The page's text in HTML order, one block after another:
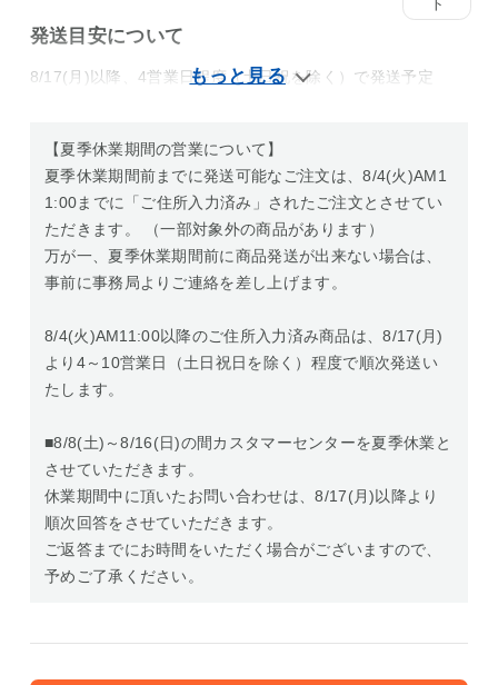
発送目安について
8/17(月)以降、4営業日程度（土日祝を除く）で発送予定
【夏季休業期間の営業について】
夏季休業期間前までに発送可能なご注文は、8/4(火)AM1
1:00までに「ご住所入力済み」されたご注文とさせてい
ただきます。 （一部対象外の商品があります）
万が一、夏季休業期間前に商品発送が出来ない場合は、
事前に事務局よりご連絡を差し上げます。
8/4(火)AM11:00以降のご住所入力済み商品は、8/17(月)
より4～10営業日（土日祝日を除く）程度で順次発送い
たします。
■8/8(土)～8/16(日)の間カスタマーセンターを夏季休業と
させていただきます。
休業期間中に頂いたお問い合わせは、8/17(月)以降より
順次回答をさせていただきます。
ご返答までにお時間をいただく場合がございますので、
予めご了承ください。